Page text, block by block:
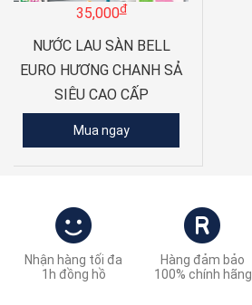
35,000đ
NƯỚC LAU SÀN BELL
EURO HƯƠNG CHANH SẢ
SIÊU CAO CẤP
Mua ngay
Nhận hàng tối đa
1h đồng hồ
Hàng đảm bảo
100% chính hãng